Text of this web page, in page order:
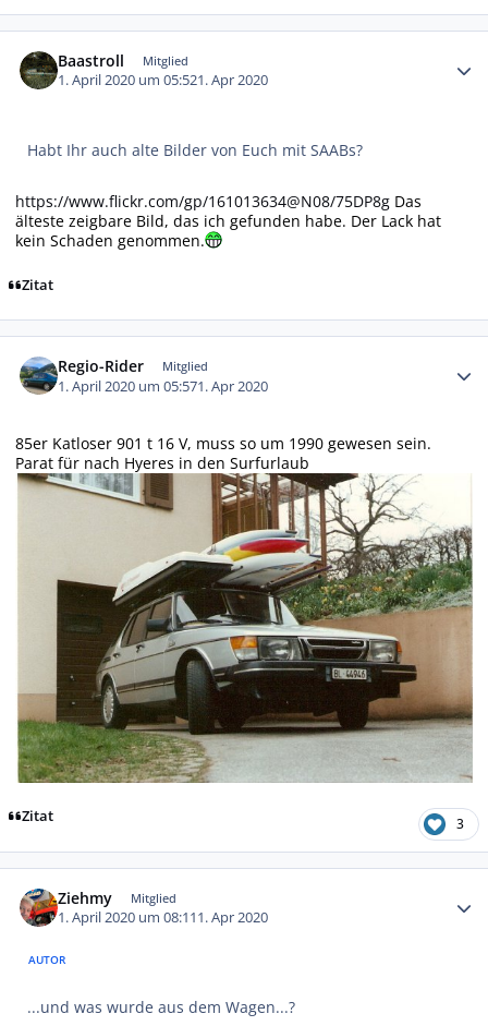
Baastroll Mitglied
1. April 2020 um 05:521. Apr 2020
Habt Ihr auch alte Bilder von Euch mit SAABs?
https://www.flickr.com/gp/161013634@N08/75DP8g Das
älteste zeigbare Bild, das ich gefunden habe. Der Lack hat
kein Schaden genommen.
Zitat
Regio-Rider Mitglied
1. April 2020 um 05:571. Apr 2020
85er Katloser 901 t 16 V, muss so um 1990 gewesen sein.
Parat für nach Hyeres in den Surfurlaub
Zitat 3
Ziehmy Mitglied
1. April 2020 um 08:111. Apr 2020
AUTOR
...und was wurde aus dem Wagen...?